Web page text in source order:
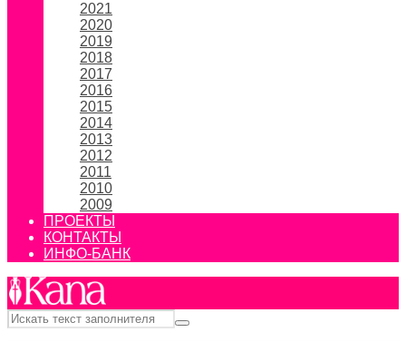
2021
2020
2019
2018
2017
2016
2015
2014
2013
2012
2011
2010
2009
ПРОЕКТЫ
КОНТАКТЫ
ИНФО-БАНК